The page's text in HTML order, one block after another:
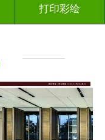
打印彩绘